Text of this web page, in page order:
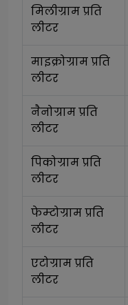
मिलीग्राम प्रति
लीटर
माइक्रोग्राम प्रति
लीटर
नैनोग्राम प्रति
लीटर
पिकोग्राम प्रति
लीटर
फेम्टोग्राम प्रति
लीटर
एटोग्राम प्रति
लीटर